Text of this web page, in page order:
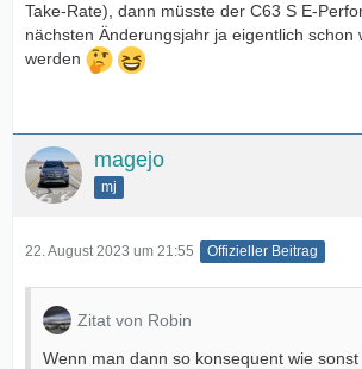
Take-Rate), dann müsste der C63 S E-
nächsten Änderungsjahr ja eigentlich schon
werden
magejo
mj
22. August 2023 um 21:55 Offizieller Beitrag
Zitat von Robin
Wenn man dann so konsequent wie